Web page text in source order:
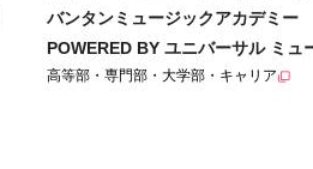
バンタンミュージックアカデミー
POWERED BY ユニバーサル ミュ
高等部・専門部・大学部・キャリア